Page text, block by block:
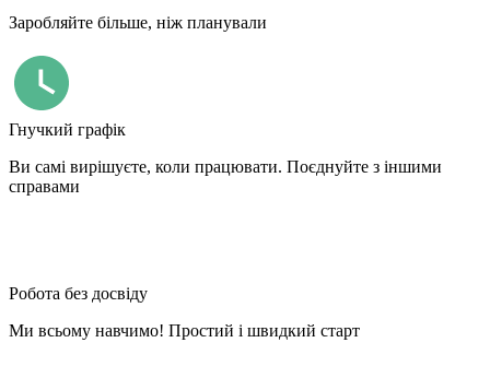
Заробляйте більше, ніж планували
Гнучкий графік
Ви самі вирішуєте, коли працювати. Поєднуйте з іншими
справами
Робота без досвіду
Ми всьому навчимо! Простий і швидкий старт